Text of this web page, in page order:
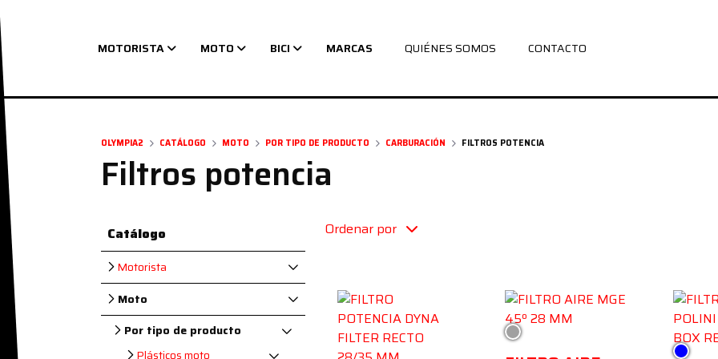
Navegación principal
MOTORISTA MOTO BICI MARCAS QUIÉNES SOMOS CONTACTO
OLYMPIA2 CATÁLOGO MOTO POR TIPO DE PRODUCTO CARBURACIÓN FILTROS POTENCIA
Filtros potencia
Catálogo
Motorista
Moto
Por tipo de producto
Plásticos moto
Ordenar por
Plata
Azul